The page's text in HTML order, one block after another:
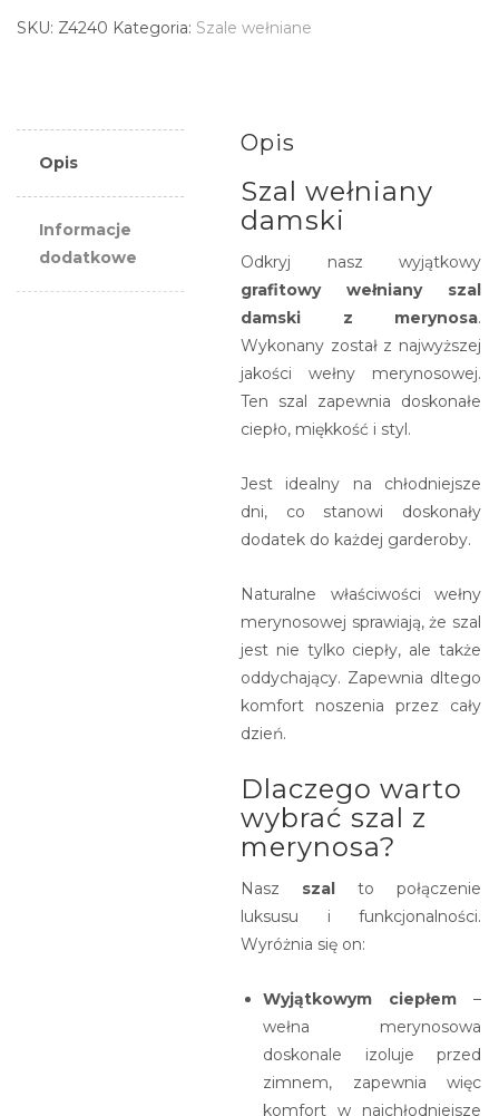
damski
SKU: Z4240 Kategoria: Szale wełniane
Opis
Informacje
dodatkowe
Opis
Szal wełniany
damski
Odkryj nasz wyjątkowy
grafitowy wełniany szal
damski z merynosa.
Wykonany został z najwyższej
jakości wełny merynosowej.
Ten szal zapewnia doskonałe
ciepło, miękkość i styl.
Jest idealny na chłodniejsze
dni, co stanowi doskonały
dodatek do każdej garderoby.
Naturalne właściwości wełny
merynosowej sprawiają, że szal
jest nie tylko ciepły, ale także
oddychający. Zapewnia dltego
komfort noszenia przez cały
dzień.
Dlaczego warto
wybrać szal z
merynosa?
Nasz szal to połączenie
luksusu i funkcjonalności.
Wyróżnia się on:
Wyjątkowym ciepłem –
wełna merynosowa
doskonale izoluje przed
zimnem, zapewnia więc
komfort w najchłodniejsze